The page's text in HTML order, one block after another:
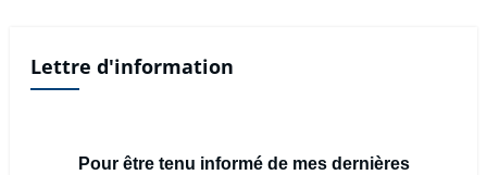
Lettre d'information
Pour être tenu informé de mes dernières